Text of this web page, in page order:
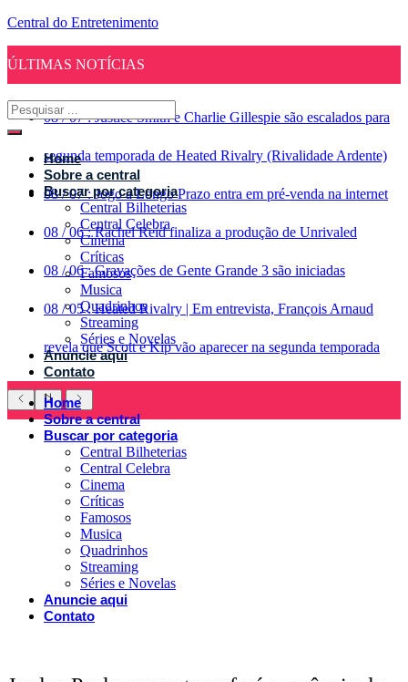
Central do Entretenimento
ÚLTIMAS NOTÍCIAS
08 / 07 : Justice Smith e Charlie Gillespie são escalados para
segunda temporada de Heated Rivalry (Rivalidade Ardente)
08 / 07 : Jogo a Longo Prazo entra em pré-venda na internet
08 / 06 : Rachel Reid finaliza a produção de Unrivaled
08 / 06 : Gravações de Gente Grande 3 são iniciadas
08 / 05 : Heated Rivalry | Em entrevista, François Arnaud
revela que Scott e Kip vão aparecer na segunda temporada
Home
Sobre a central
Buscar por categoria
Central Bilheterias
Central Celebra
Cinema
Críticas
Famosos
Musica
Quadrinhos
Streaming
Séries e Novelas
Anuncie aqui
Contato
Home
Sobre a central
Buscar por categoria
Central Bilheterias
Central Celebra
Cinema
Críticas
Famosos
Musica
Quadrinhos
Streaming
Séries e Novelas
Anuncie aqui
Contato